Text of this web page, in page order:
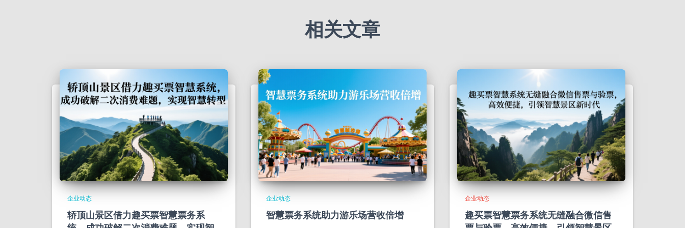
相关文章
企业动态
轿顶山景区借力趣买票智慧票务系
企业动态
智慧票务系统助力游乐场营收倍增
企业动态
趣买票智慧票务系统无缝融合微信售